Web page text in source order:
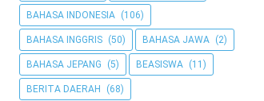
BAHASA INDONESIA (106)
BAHASA INGGRIS (50) BAHASA JAWA (2)
BAHASA JEPANG (5) BEASISWA (11)
BERITA DAERAH (68)